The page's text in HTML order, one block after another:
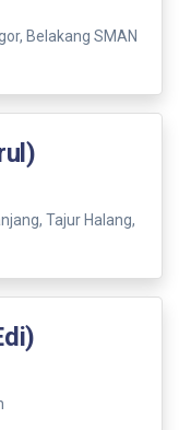
Belakang SMAN
Tajur Halang,